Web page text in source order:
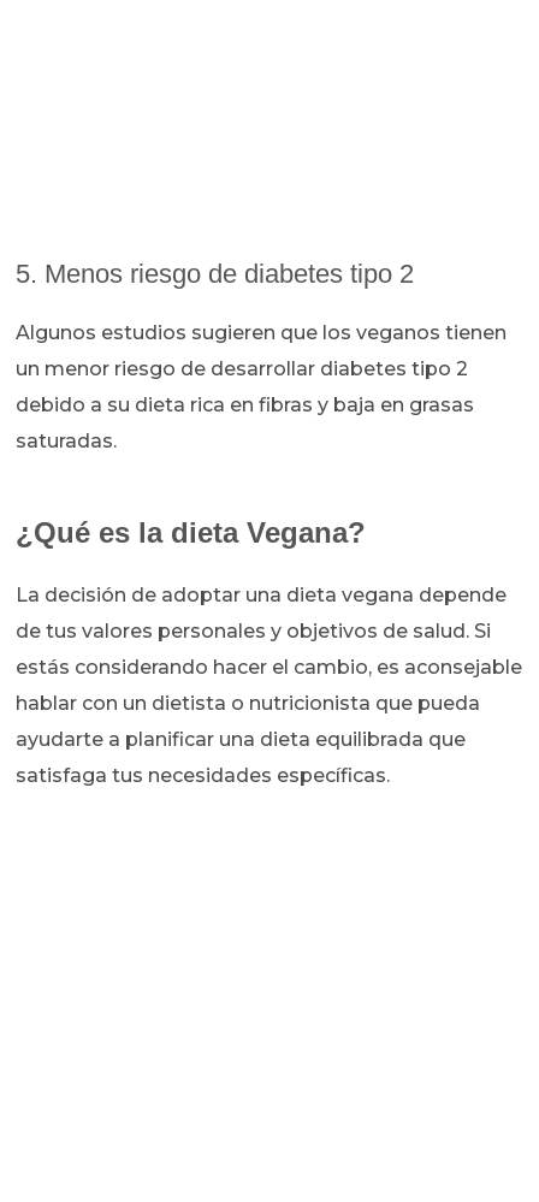
5. Menos riesgo de diabetes tipo 2
Algunos estudios sugieren que los veganos tienen
un menor riesgo de desarrollar diabetes tipo 2
debido a su dieta rica en fibras y baja en grasas
saturadas.
¿Qué es la dieta Vegana?
La decisión de adoptar una dieta vegana depende
de tus valores personales y objetivos de salud. Si
estás considerando hacer el cambio, es aconsejable
hablar con un dietista o nutricionista que pueda
ayudarte a planificar una dieta equilibrada que
satisfaga tus necesidades específicas.